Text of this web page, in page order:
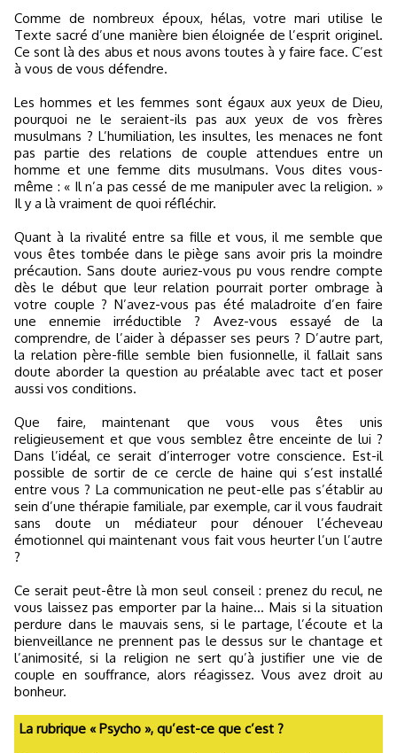
Comme de nombreux époux, hélas, votre mari utilise le
Texte sacré d’une manière bien éloignée de l’esprit originel.
Ce sont là des abus et nous avons toutes à y faire face. C’est
à vous de vous défendre.
Les hommes et les femmes sont égaux aux yeux de Dieu,
pourquoi ne le seraient-ils pas aux yeux de vos frères
musulmans ? L’humiliation, les insultes, les menaces ne font
pas partie des relations de couple attendues entre un
homme et une femme dits musulmans. Vous dites vous-
même : « Il n’a pas cessé de me manipuler avec la religion. »
Il y a là vraiment de quoi réfléchir.
Quant à la rivalité entre sa fille et vous, il me semble que
vous êtes tombée dans le piège sans avoir pris la moindre
précaution. Sans doute auriez-vous pu vous rendre compte
dès le début que leur relation pourrait porter ombrage à
votre couple ? N’avez-vous pas été maladroite d’en faire
une ennemie irréductible ? Avez-vous essayé de la
comprendre, de l’aider à dépasser ses peurs ? D’autre part,
la relation père-fille semble bien fusionnelle, il fallait sans
doute aborder la question au préalable avec tact et poser
aussi vos conditions.
Que faire, maintenant que vous vous êtes unis
religieusement et que vous semblez être enceinte de lui ?
Dans l’idéal, ce serait d’interroger votre conscience. Est-il
possible de sortir de ce cercle de haine qui s’est installé
entre vous ? La communication ne peut-elle pas s’établir au
sein d’une thérapie familiale, par exemple, car il vous faudrait
sans doute un médiateur pour dénouer l’écheveau
émotionnel qui maintenant vous fait vous heurter l’un l’autre
?
Ce serait peut-être là mon seul conseil : prenez du recul, ne
vous laissez pas emporter par la haine… Mais si la situation
perdure dans le mauvais sens, si le partage, l’écoute et la
bienveillance ne prennent pas le dessus sur le chantage et
l’animosité, si la religion ne sert qu’à justifier une vie de
couple en souffrance, alors réagissez. Vous avez droit au
bonheur.
La rubrique « Psycho », qu’est-ce que c’est ?